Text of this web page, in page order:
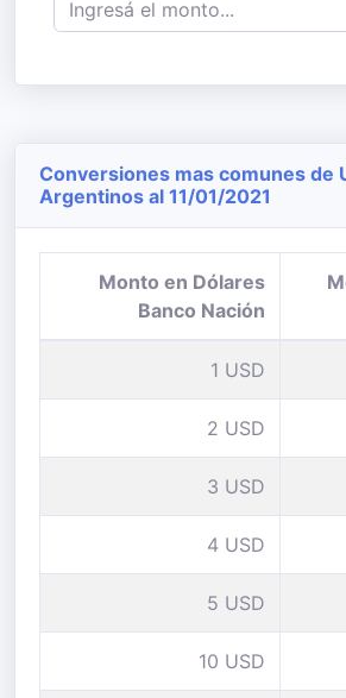
Conversiones mas comunes de
Argentinos al 11/01/2021
Monto en Dólares
Banco Nación
1 USD
2 USD
3 USD
4 USD
5 USD
10 USD